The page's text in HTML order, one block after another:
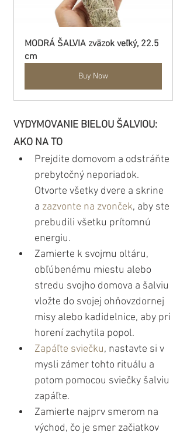
MODRÁ ŠALVIA zväzok veľký, 22.5
cm
Buy Now
VYDYMOVANIE BIELOU ŠALVIOU:
AKO NA TO
Prejdite domovom a odstráňte
prebytočný neporiadok.
Otvorte všetky dvere a skrine
a zazvonte na zvonček, aby ste
prebudili všetku prítomnú
energiu.
Zamierte k svojmu oltáru,
obľúbenému miestu alebo
stredu svojho domova a šalviu
vložte do svojej ohňovzdornej
misy alebo kadidelnice, aby pri
horení zachytila ​​popol.
Zapáľte sviečku, nastavte si v
mysli zámer tohto rituálu a
potom pomocou sviečky šalviu
zapáľte.
Zamierte najprv smerom na
východ, čo je smer začiatkov